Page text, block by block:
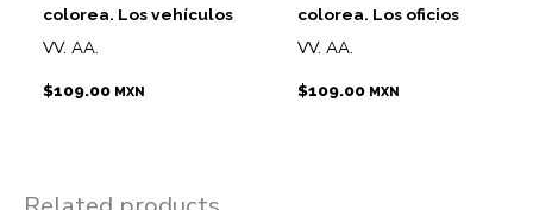
colorea. Los vehículos
VV. AA.
$109.00 MXN
colorea. Los oficios
VV. AA.
$109.00 MXN